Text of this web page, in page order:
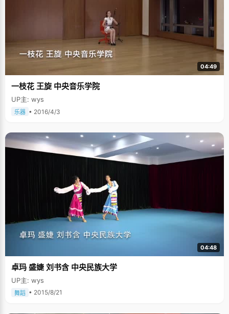
04:49
一枝花 王旋 中央音乐学院
UP主: wys
乐器 • 2016/4/3
04:48
卓玛 盛婕 刘书含 中央民族大学
UP主: wys
舞蹈 • 2015/8/21